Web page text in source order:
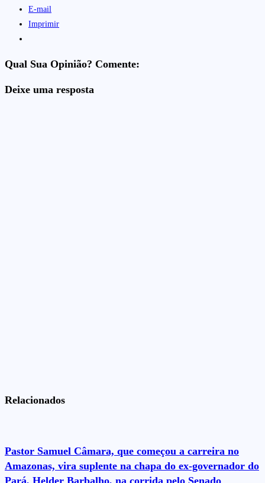
E-mail
Imprimir
Qual Sua Opinião? Comente:
Deixe uma resposta
Relacionados
Pastor Samuel Câmara, que começou a carreira no
Amazonas, vira suplente na chapa do ex-governador do